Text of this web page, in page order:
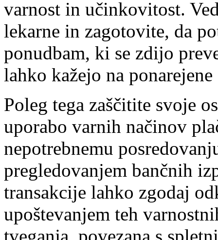
varnost in učinkovitost.
lekarne in zagotovite, da
ponudbam, ki se zdijo
lahko kažejo na
Poleg tega zaščitite svoje
uporabo varnih načinov
nepotrebnemu
pregledovanjem bančnih
transakcije lahko zgodaj
upoštevanjem teh